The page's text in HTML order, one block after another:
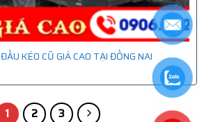
KÉO CŨ GIÁ CAO TẠI ĐỒNG NAI
1 2 3